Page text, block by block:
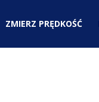
ZMIERZ PRĘDKOŚĆ